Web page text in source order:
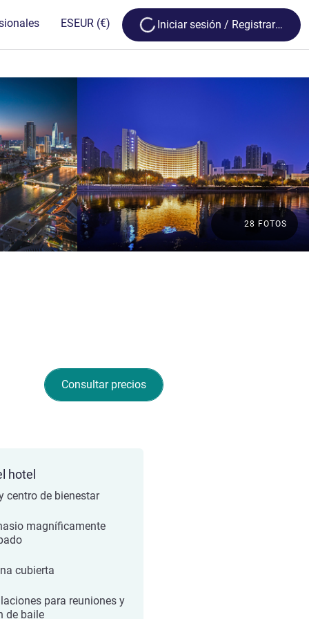
ESEUR (€) Loading...
Iniciar sesión / Registrarse
28 FOTOS
Consultar precios
hotel
centro de bienestar
magníficamente
cubierta
para reuniones y
de baile